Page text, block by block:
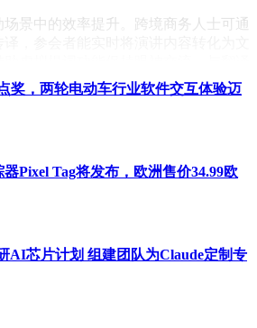
景中的效率提升。跨境商务人士可通
虚拟提词功能保持眼神交流。与翻译
设备通过视觉+听觉的融合交互，填
的技术空白。
通过极端环境测试，在-20℃至50℃
代将增加健康监测模块，通过非接触
度等数据采集。
志着AI技术从单一语音交互向多模
费阶段提供了新范式。随着国产化算
业正在全球竞争中构建从硬件到算
奖，两轮电动车行业软件交互体验迈
Pixel Tag将发布，欧洲售价34.99欧
AI芯片计划 组建团队为Claude定制专